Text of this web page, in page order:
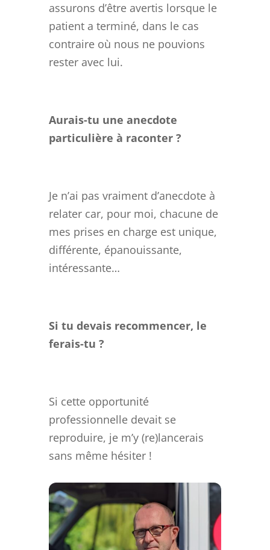
assurons d’être avertis lorsque le
patient a terminé, dans le cas
contraire où nous ne pouvions
rester avec lui.
Aurais-tu une anecdote
particulière à raconter ?
Je n’ai pas vraiment d’anecdote à
relater car, pour moi, chacune de
mes prises en charge est unique,
différente, épanouissante,
intéressante…
Si tu devais recommencer, le
ferais-tu ?
Si cette opportunité
professionnelle devait se
reproduire, je m’y (re)lancerais
sans même hésiter !